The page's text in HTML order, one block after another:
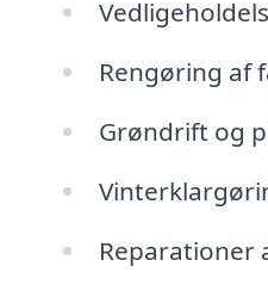
Rengøring af
Grøndrift og
Reparationer